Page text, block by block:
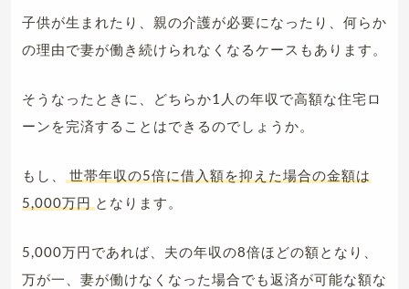
子供が生まれたり、親の介護が必要になったり、何らか
の理由で妻が働き続けられなくなるケースもあります。
そうなったときに、どちらか1人の年収で高額な住宅ロ
ーンを完済することはできるのでしょうか。
もし、
世帯年収の5倍に借入額を抑えた場合の金額は
5,000万円 となります。
5,000万円であれば、夫の年収の8倍ほどの額となり、
万が一、妻が働けなくなった場合でも返済が可能な額な